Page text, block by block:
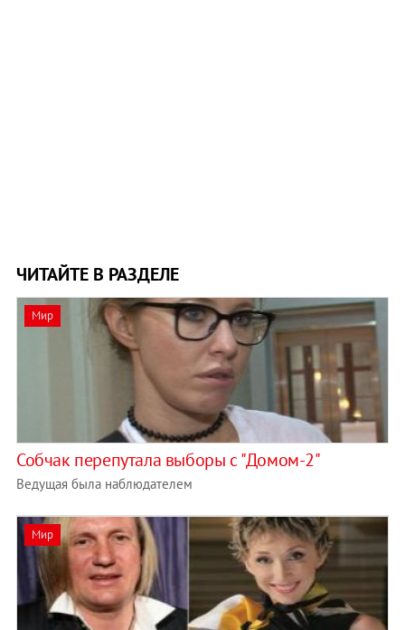
ЧИТАЙТЕ В РАЗДЕЛЕ
Мир
Собчак перепутала выборы с "Домом-2"
Ведущая была наблюдателем
Мир